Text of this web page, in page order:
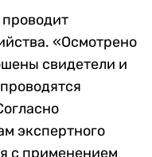
«Осмотрено
свидетели и
экспертного
с применением